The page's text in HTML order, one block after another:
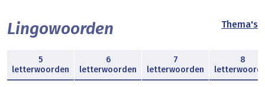
Lingowoorden Thema's
5
letterwoorden
6
letterwoorden
7
letterwoorden
8